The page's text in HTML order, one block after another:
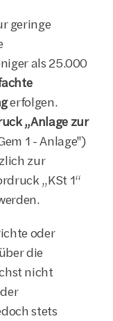
geringe
als 25.000
erfolgen.
„Anlage zur
1 - Anlage")
zur
„KSt 1“
oder
die
nicht
stets